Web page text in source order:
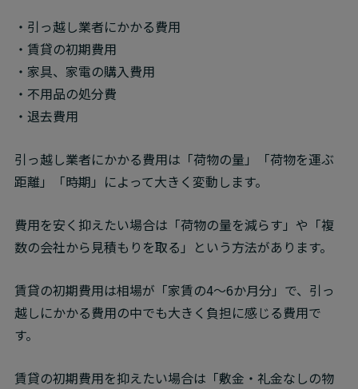
・引っ越し業者にかかる費用
・賃貸の初期費用
・家具、家電の購入費用
・不用品の処分費
・退去費用
引っ越し業者にかかる費用は「荷物の量」「荷物を運ぶ
距離」「時期」によって大きく変動します。
費用を安く抑えたい場合は「荷物の量を減らす」や「複
数の会社から見積もりを取る」という方法があります。
賃貸の初期費用は相場が「家賃の4～6か月分」で、引っ
越しにかかる費用の中でも大きく負担に感じる費用で
す。
賃貸の初期費用を抑えたい場合は「敷金・礼金なしの物